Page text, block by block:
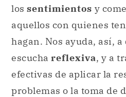
los sentimientos y
aquellos con quienes
hagan. Nos ayuda, así,
escucha reflexiva, y a
efectivas de aplicar la
problemas o la toma de